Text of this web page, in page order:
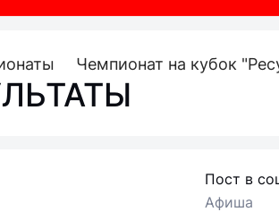
Чемпионат на кубок
Пост в
Афиша